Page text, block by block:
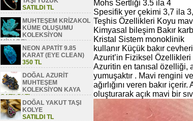
SATILDI TL
MUHTEŞEM KRİZAKOL
KÜME OLUŞUMU
KOLEKSİYON
MİNAREL
SATILDI TLNEON APATİT 9.85
KARAT (EYE CLEAN)
350 TL
DOĞAL AZURİT
MUHTEŞEM
KOLEKSİYON KAYA
SATILDI TL
DOĞAL YAKUT TAŞI
KOLYE
SATILDI TL
Mohs Sertliği 3.5 ila 4
Spesifik yer çekimi 3,7 ila
Teşhis Özellikleri Koyu
Kimyasal bileşim Bakır
Kristal Sistem monoklinik
kullanır Küçük bakır
Azurit’in Fiziksel Özellikleri
Azuritin en tanısal özelliği,
yumuşaktır . Mavi rengini
ağırlığını veren bakır
oluşturarak açık mavi bir